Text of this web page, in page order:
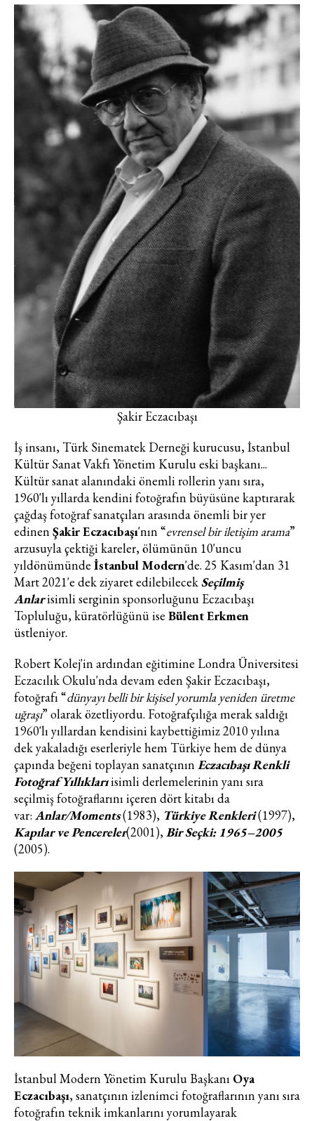
Şakir Eczacıbaşı
İş insanı, Türk Sinematek Derneği kurucusu, İstanbul
Kültür Sanat Vakfı Yönetim Kurulu eski başkanı...
Kültür sanat alanındaki önemli rollerin yanı sıra,
1960'lı yıllarda kendini fotoğrafın büyüsüne kaptırarak
çağdaş fotoğraf sanatçıları arasında önemli bir yer
edinenŞakir Eczacıbaşı'nın “evrensel bir iletişim arama”
arzusuyla çektiği kareler, ölümünün 10'uncu
yıldönümünde İstanbul Modern'de. 25 Kasım'dan 31
Mart 2021'e dek ziyaret edilebilecek Seçilmiş
Anlarisimli serginin sponsorluğunu Eczacıbaşı
Topluluğu, küratörlüğünü ise Bülent Erkmen
üstleniyor.
Robert Kolej'in ardından eğitimine Londra Üniversitesi
Eczacılık Okulu'nda devam eden Şakir Eczacıbaşı,
fotoğrafı “dünyayı belli bir kişisel yorumla yeniden üretme
uğraşı” olarak özetliyordu. Fotoğrafçılığa merak saldığı
1960'lı yıllardan kendisini kaybettiğimiz 2010 yılına
dek yakaladığı eserleriyle hem Türkiye hem de dünya
çapında beğeni toplayan sanatçınınEczacıbaşı Renkli
Fotoğraf Yıllıklarıisimli derlemelerinin yanı sıra
seçilmiş fotoğraflarını içeren dört kitabı da
var: Anlar/Moments(1983), Türkiye Renkleri(1997),
Kapılar ve Pencereler(2001),Bir Seçki: 1965–2005
(2005).
İstanbul Modern Yönetim Kurulu Başkanı Oya
Eczacıbaşı, sanatçının izlenimci fotoğraflarının yanı sıra
fotoğrafın teknik imkanlarını yorumlayarak